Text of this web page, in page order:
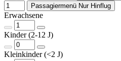
Passagiermenü Nur Hinflug
Erwachsene
Kinder (2-12 J)
Kleinkinder (<2 J)